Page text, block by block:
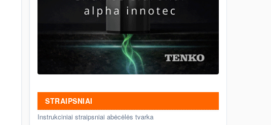
STRAIPSNIAI
Instrukciniai straipsniai abėcėlės tvarka